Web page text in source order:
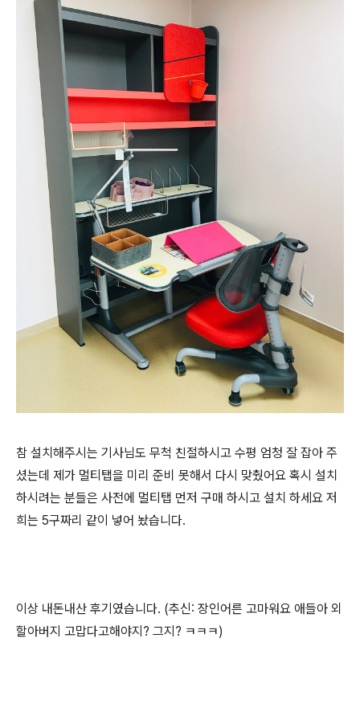
참 설치해주시는 기사님도 무척 친절하시고 수평 엄청 잘 잡아 주
셨는데 제가 멀티탭을 미리 준비 못해서 다시 맞췄어요 혹시 설치
하시려는 분들은 사전에 멀티탭 먼저 구매 하시고 설치 하세요 저
희는 5구짜리 같이 넣어 놨습니다.
이상 내돈내산 후기였습니다. (추신: 장인어른 고마워요 애들아 외
할아버지 고맙다고해야지? 그지? ㅋㅋㅋ)